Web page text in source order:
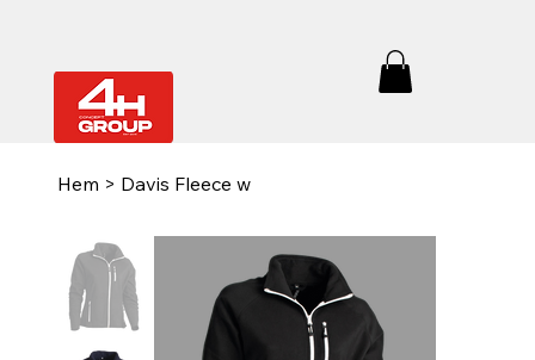
Hem > Davis Fleece w